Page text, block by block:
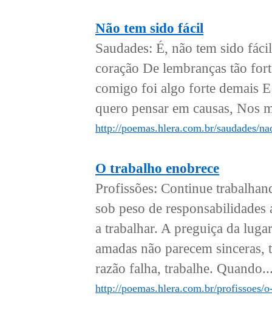
Não tem sido fácil
Saudades: É, não tem sido
coração De lembranças tão
comigo foi algo forte demais
quero pensar em causas, Nos
http://poemas.hlera.com.br/saudades/
O trabalho enobrece
Profissões: Continue
sob peso de
a trabalhar. A preguiça da
amadas não parecem
razão falha, trabalhe.
http://poemas.hlera.com.br/profissoes/